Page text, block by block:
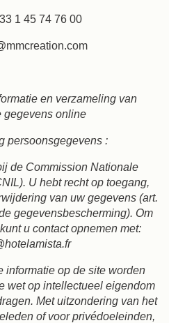
1 45 74 76 00
en verzameling van
gegevens online
persoonsgegevens :
de Commission Nationale
U hebt recht op toegang,
van uw gegevens (art.
gegevensbescherming). Om
u contact opnemen met:
informatie op de site worden
wet op intellectueel eigendom
Met uitzondering van het
of voor privédoeleinden,
Aankomst
Volwassenen